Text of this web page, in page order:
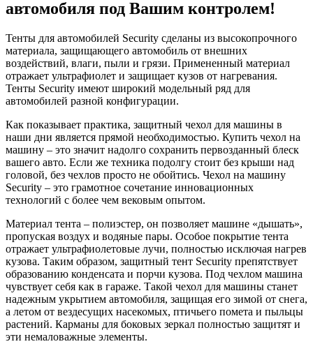
автомобиля под Вашим контролем!
Тенты для автомобилей Security сделаны из высокопрочного
материала, защищающего автомобиль от внешних
воздействий, влаги, пыли и грязи. Примененный материал
отражает ультрафиолет и защищает кузов от нагревания.
Тенты Security имеют широкий модельный ряд для
автомобилей разной конфигурации.
Как показывает практика, защитный чехол для машины в
наши дни является прямой необходимостью. Купить чехол на
машину – это значит надолго сохранить первозданный блеск
вашего авто. Если же техника подолгу стоит без крыши над
головой, без чехлов просто не обойтись. Чехол на машину
Security – это грамотное сочетание инновационных
технологий с более чем вековым опытом.
Материал тента – полиэстер, он позволяет машине «дышать»,
пропуская воздух и водяные пары. Особое покрытие тента
отражает ультрафиолетовые лучи, полностью исключая нагрев
кузова. Таким образом, защитный тент Security препятствует
образованию конденсата и порчи кузова. Под чехлом машина
чувствует себя как в гараже. Такой чехол для машины станет
надежным укрытием автомобиля, защищая его зимой от снега,
а летом от вездесущих насекомых, птичьего помета и пыльцы
растений. Карманы для боковых зеркал полностью защитят и
эти немаловажные элементы.